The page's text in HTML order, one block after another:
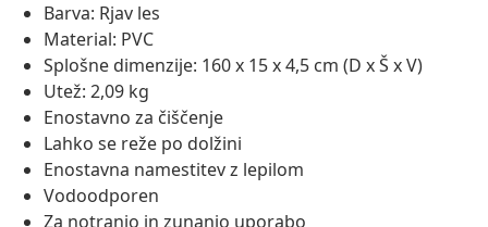
Barva: Rjav les
Material: PVC
Splošne dimenzije: 160 x 15 x 4,5 cm (D x Š x V)
Utež: 2,09 kg
Enostavno za čiščenje
Lahko se reže po dolžini
Enostavna namestitev z lepilom
Vodoodporen
Za notranjo in zunanjo uporabo